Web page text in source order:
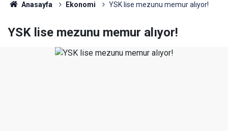
Anasayfa Ekonomi YSK lise mezunu memur alıyor!
YSK lise mezunu memur alıyor!